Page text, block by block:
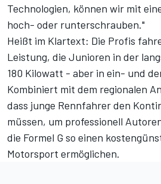
Technologien, können wir mit
hoch- oder runterschrauben."
Heißt im Klartext: Die Profis
Leistung, die Junioren in der
180 Kilowatt - aber in ein- und
Kombiniert mit dem regionalen
dass junge Rennfahrer den
müssen, um professionell
die Formel G so einen
Motorsport ermöglichen.